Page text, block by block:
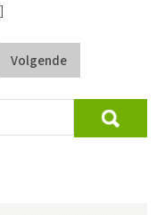
Volgende